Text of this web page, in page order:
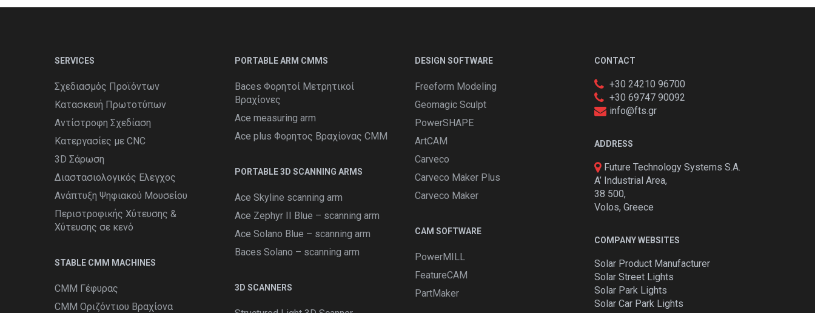
SERVICES
Σχεδιασμός Προϊόντων
Κατασκευή Πρωτοτύπων
Αντίστροφη Σχεδίαση
Κατεργασίες με CNC
3D Σάρωση
Διαστασιολογικός Ελεγχος
Ανάπτυξη Ψηφιακού Μουσείου
Περιστροφικής Χύτευσης &
Χύτευσης σε κενό
STABLE CMM MACHINES
CMM Γέφυρας
CMM Οριζόντιου Βραχίονα
PORTABLE ARM CMMS
Baces Φορητοί Μετρητικοί
Βραχίονες
Ace measuring arm
Ace plus Φορητος Βραχίονας CMM
PORTABLE 3D SCANNING ARMS
Ace Skyline scanning arm
Ace Zephyr II Blue – scanning arm
Ace Solano Blue – scanning arm
Baces Solano – scanning arm
3D SCANNERS
DESIGN SOFTWARE
Freeform Modeling
Geomagic Sculpt
PowerSHAPE
ArtCAM
Carveco
Carveco Maker Plus
Carveco Maker
CAM SOFTWARE
PowerMILL
FeatureCAM
PartMaker
CONTACT
+30 24210 96700
+30 69747 90092
info@fts.gr
ADDRESS
Future Technology Systems S.A.
A’ Industrial Area,
38 500,
Volos, Greece
COMPANY WEBSITES
Solar Product Manufacturer
Solar Street Lights
Solar Park Lights
Solar Car Park Lights